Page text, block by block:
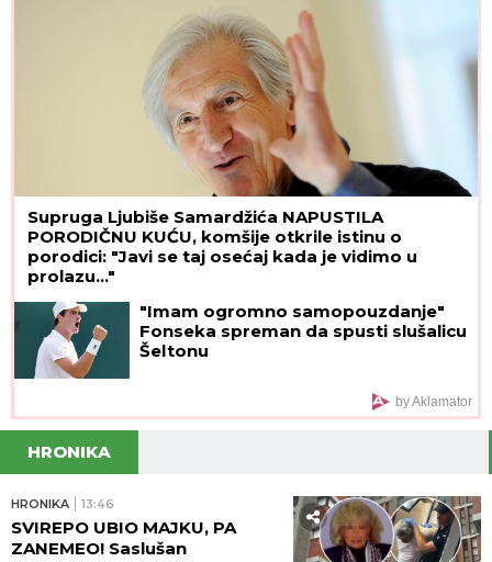
Supruga Ljubiše Samardžića NAPUSTILA
PORODIČNU KUĆU, komšije otkrile istinu o
porodici: "Javi se taj osećaj kada je vidimo u
prolazu..."
"Imam ogromno samopouzdanje"
Fonseka spreman da spusti slušalicu
Šeltonu
by Aklamator
HRONIKA
HRONIKA 13:46
SVIREPO UBIO MAJKU, PA
ZANEMEO! Saslušan